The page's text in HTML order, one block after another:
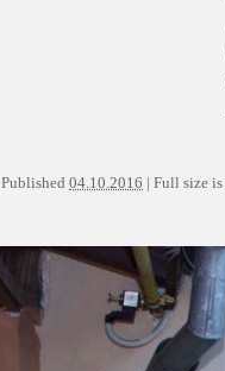
Published 04.10.2016 | Full size is